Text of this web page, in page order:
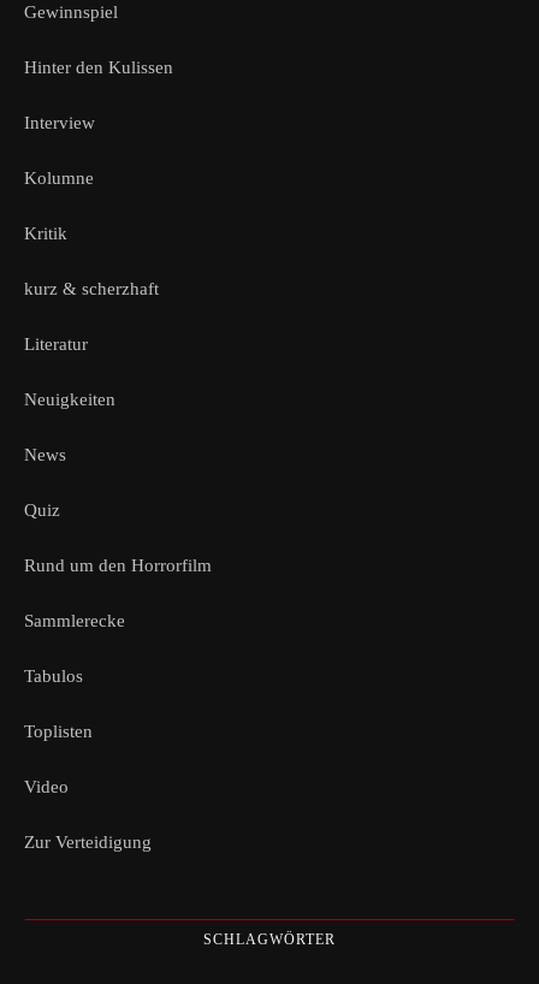
Gewinnspiel
Hinter den Kulissen
Interview
Kolumne
Kritik
kurz & scherzhaft
Literatur
Neuigkeiten
News
Quiz
Rund um den Horrorfilm
Sammlerecke
Tabulos
Toplisten
Video
Zur Verteidigung
SCHLAGWÖRTER